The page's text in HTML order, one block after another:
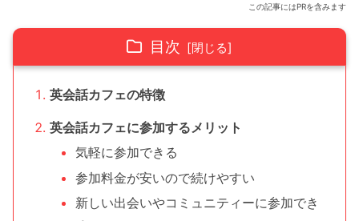
この記事にはPRを含みます
目次
英会話カフェの特徴
英会話カフェに参加するメリット
気軽に参加できる
参加料金が安いので続けやすい
新しい出会いやコミュニティーに参加でき